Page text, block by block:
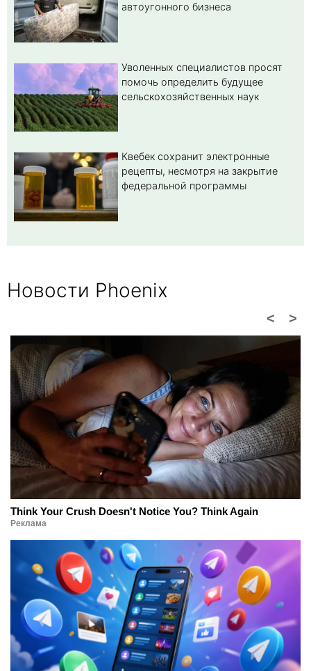
автоугонного бизнеса
Уволенных специалистов просят
помочь определить будущее
сельскохозяйственных наук
Квебек сохранит электронные
рецепты, несмотря на закрытие
федеральной программы
Новости Phoenix
>
<
Think Your Crush Doesn't Notice You? Think Again
Реклама